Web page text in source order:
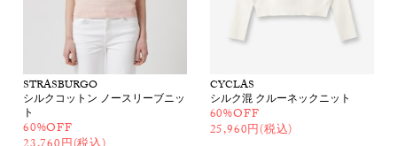
STRASBURGO
シルクコットン ノースリーブニッ
ト
60%OFF
CYCLAS
シルク混 クルーネックニット
60%OFF
25,960円(税込)